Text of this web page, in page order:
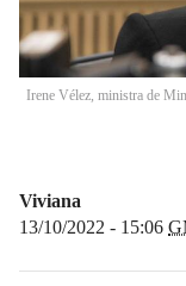
Irene Vélez, ministra de
Viviana
13/10/2022 - 15:06